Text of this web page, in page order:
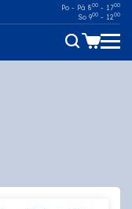
Po - Pá 800 - 1700
So 900 - 1200